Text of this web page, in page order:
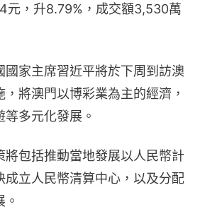
元，升8.79%，成交額3,530萬
國家主席習近平將於下周到訪澳
將澳門以博彩業為主的經濟，
多元化發展。
將包括推動當地發展以人民幣計
成立人民幣清算中心，以及分配